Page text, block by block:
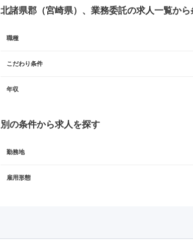
北諸県郡（宮崎県）、業務委託の求人一覧か
職種
こだわり条件
年収
別の条件から求人を探す
勤務地
雇用形態